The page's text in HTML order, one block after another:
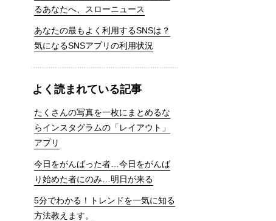
るあなたへ、スローニュース
あなたの最もよく利用するSNSは？
気になるSNSアプリの利用状況
よく読まれている記事
たくさんの写真を一枚にまとめるな
らインスタグラムの「レイアウト」
アプリ
今日をがんばった者…今日をがんば
り始めた者にのみ…明日が来る
5分でわかる！トレンドを一気に知る
方法教えます。